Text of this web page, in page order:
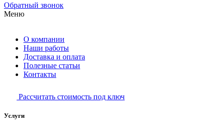
Обратный звонок
Меню
О компании
Наши работы
Доставка и оплата
Полезные статьи
Контакты
Рассчитать стоимость под ключ
Услуги